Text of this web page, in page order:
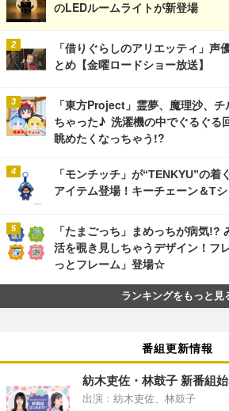
のLEDルームライトが新登場
「借りぐらしのアリエッティ」声
とめ【金曜ロードショー放送】
「東方Project」霊夢、魔理沙、
ちゃった♪ 洗濯機の中でぐるぐる
眺めたくなっちゃう!?
「モンチッチ」が“TENKYU”の
アイテム登場！キーチェーン＆T
「たまごっち」まめっちが病気!?
活を覗き見しちゃうデザイン！フ
っとフレーム」登場☆
ランキングをもっと見
番組更新情報
紡木吏佐・林鼓子 新番組
出演：紡木吏佐、林鼓子